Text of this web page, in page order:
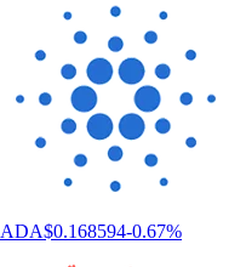
ADA$0.168594-0.67%